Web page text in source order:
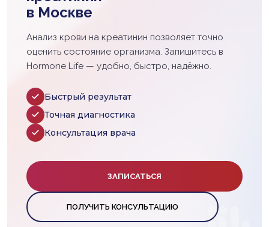
в Москве
Анализ крови на креатинин позволяет точно
оценить состояние организма. Запишитесь в
Hormone Life — удобно, быстро, надёжно.
Быстрый результат
Точная диагностика
Консультация врача
ЗАПИСАТЬСЯ
ПОЛУЧИТЬ КОНСУЛЬТАЦИЮ